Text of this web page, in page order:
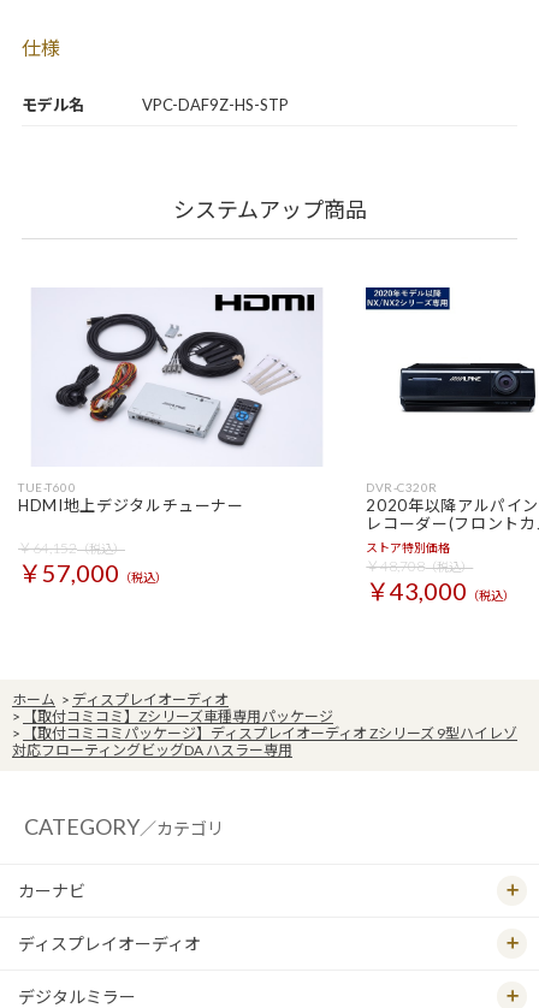
モデル名 VPC-DAF9Z-HS-STP
仕様
システムアップ商品
TUE-T600
HDMI地上デジタルチューナー
￥64,152（税込）
￥57,000 （税込）
DVR-C320R
2020年以降アルパイ
レコーダー(フロント
ストア特別価格
￥48,708（税込）
￥43,000 （税込）
ホーム > ディスプレイオーディオ
>
【取付コミコミ】Zシリーズ車種専用パッケージ
>
【取付コミコミパッケージ】ディスプレイオーディオ Zシリーズ 9型ハイレゾ
対応フローティングビッグDA ハスラー専用
CATEGORY／カテゴリ
カーナビ
ディスプレイオーディオ
デジタルミラー